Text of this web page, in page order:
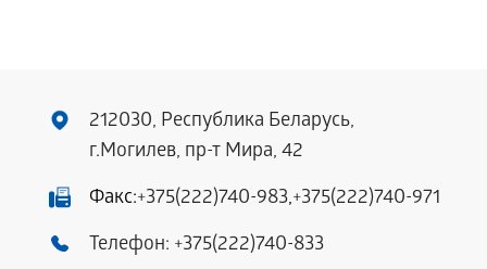
212030, Республика Беларусь,
г.Могилев, пр-т Мира, 42
Факс:+375(222)740-983,+375(222)740-971
Телефон: +375(222)740-833